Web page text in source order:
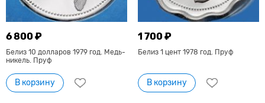
6 800 ₽
Белиз 10 долларов 1979 год. Медь-
никель. Пруф
В корзину
1 700 ₽
Белиз 1 цент 1978 год. Пруф
В корзину